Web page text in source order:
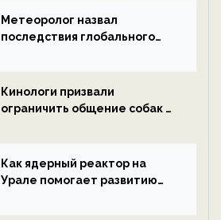
Метеоролог назвал
последствия глобального
ECOportal
Кинологи призвали
ограничить общение собак с
ECOportal
Как ядерный реактор на
Урале помогает развитию